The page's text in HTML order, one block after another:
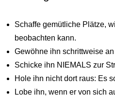
Schaffe gemütliche Plätze,
beobachten kann.
Gewöhne ihn schrittweise
Schicke ihn NIEMALS zur
Hole ihn nicht dort raus: Es
Lobe ihn, wenn er von sich